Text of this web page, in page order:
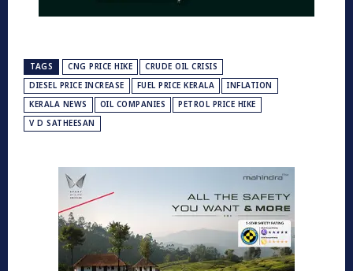
TAGS CNG PRICE HIKE
CRUDE OIL CRISIS
DIESEL PRICE INCREASE
FUEL PRICE KERALA
INFLATION
KERALA NEWS
OIL COMPANIES
PETROL PRICE HIKE
V D SATHEESAN